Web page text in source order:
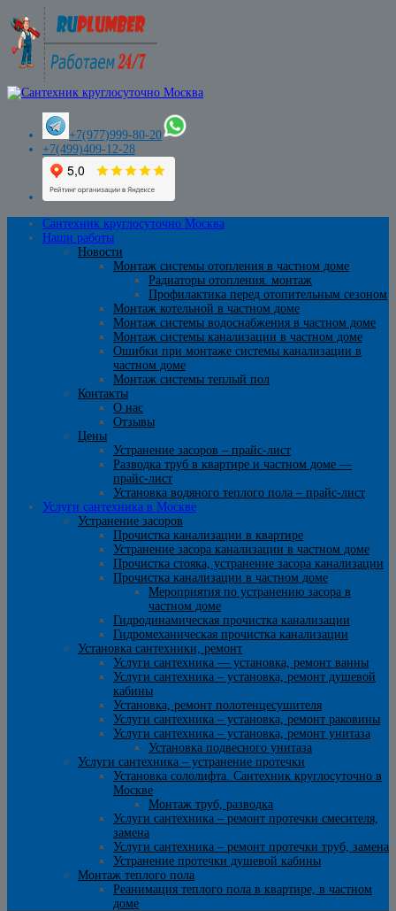
+7(977)999-80-20
+7(499)409-12-28
Сантехник круглосуточно Москва
Наши работы
Новости
Монтаж системы отопления в частном доме
Радиаторы отопления. монтаж
Профилактика перед отопительным сезоном
Монтаж котельной в частном доме
Монтаж системы водоснабжения в частном доме
Монтаж системы канализации в частном доме
Ошибки при монтаже системы канализации в
частном доме
Монтаж системы теплый пол
Контакты
О нас
Отзывы
Цены
Устранение засоров – прайс-лист
Разводка труб в квартире и частном доме —
прайс-лист
Установка водяного теплого пола – прайс-лист
Услуги сантехника в Москве
Устранение засоров
Прочистка канализации в квартире
Устранение засора канализации в частном доме
Прочистка стояка, устранение засора канализации
Прочистка канализации в частном доме
Мероприятия по устранению засора в
частном доме
Гидродинамическая прочистка канализации
Гидромеханическая прочистка канализации
Установка сантехники, ремонт
Услуги сантехника — установка, ремонт ванны
Услуги сантехника – установка, ремонт душевой
кабины
Установка, ремонт полотенцесушителя
Услуги сантехника – установка, ремонт раковины
Услуги сантехника – установка, ремонт унитаза
Установка подвесного унитаза
Услуги сантехника – устранение протечки
Установка сололифта. Сантехник круглосуточно в
Москве
Монтаж труб, разводка
Услуги сантехника – ремонт протечки смесителя,
замена
Услуги сантехника – ремонт протечки труб, замена
Устранение протечки душевой кабины
Монтаж теплого пола
Реанимация теплого пола в квартире, в частном
доме